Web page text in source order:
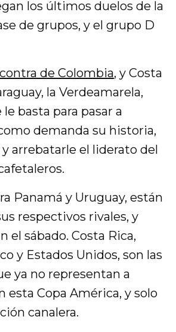
los últimos duelos de la
de grupos, y el grupo D
de Colombia, y Costa
la Verdeamarela,
basta para pasar a
demanda su historia,
y arrebatarle el liderato del
Panamá y Uruguay, están
respectivos rivales, y
el sábado. Costa Rica,
y Estados Unidos, son las
ya no representan a
esta Copa América, y solo
canalera.